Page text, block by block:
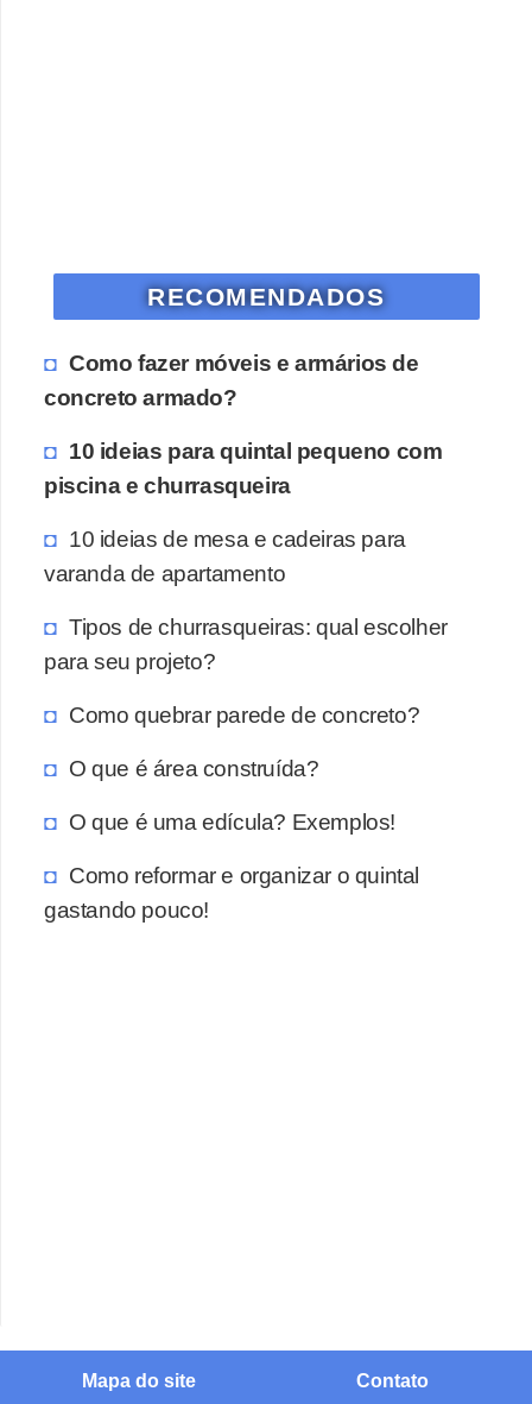
RECOMENDADOS
Como fazer móveis e armários de
concreto armado?
10 ideias para quintal pequeno com
piscina e churrasqueira
10 ideias de mesa e cadeiras para
varanda de apartamento
Tipos de churrasqueiras: qual escolher
para seu projeto?
Como quebrar parede de concreto?
O que é área construída?
O que é uma edícula? Exemplos!
Como reformar e organizar o quintal
gastando pouco!
Mapa do site Contato